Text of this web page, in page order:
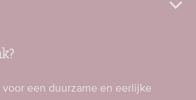
een duurzame en eerlijke